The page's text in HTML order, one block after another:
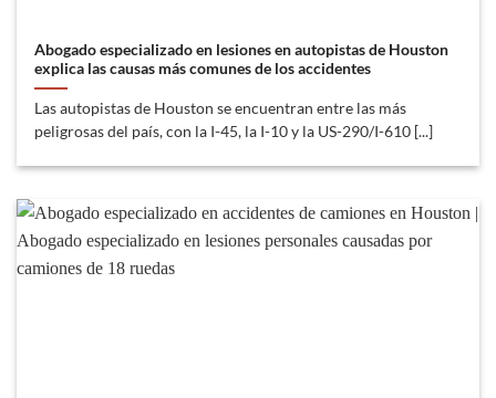
Abogado especializado en lesiones en autopistas de Houston
explica las causas más comunes de los accidentes
Las autopistas de Houston se encuentran entre las más
peligrosas del país, con la I-45, la I-10 y la US-290/I-610 [...]